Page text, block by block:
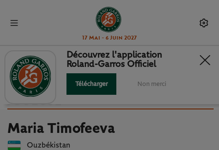
17 Mai - 6 Juin 2027
Retour à la liste des joueuses et joueurs
MARIA TIMOFEEVA : FICHE
JOUEUSE
Maria Timofeeva
Ouzbékistan
Découvrez l'application
Roland-Garros Officiel
Télécharger Non merci